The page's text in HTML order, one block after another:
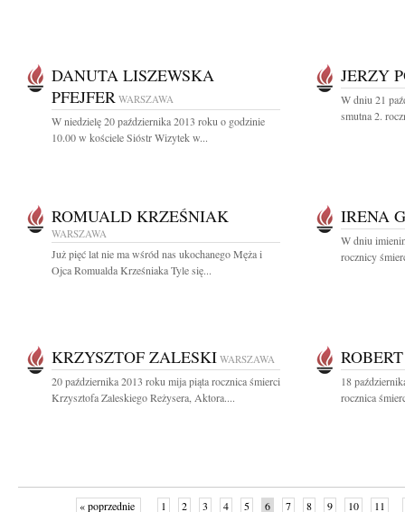
DANUTA LISZEWSKA
PFEJFER WARSZAWA
W niedzielę 20 października 2013 roku o godzinie
10.00 w kościele Sióstr Wizytek w...
JERZY
W dniu 21
smutna 2.
ROMUALD KRZEŚNIAK
WARSZAWA
Już pięć lat nie ma wśród nas ukochanego Męża i
Ojca Romualda Krześniaka Tyle się...
IRENA
W dniu
rocznicy
KRZYSZTOF ZALESKI WARSZAWA
20 października 2013 roku mija piąta rocznica śmierci
Krzysztofa Zaleskiego Reżysera, Aktora....
18
rocznica
« poprzednie 1 2 3 4 5 6 7 8 9 10 11